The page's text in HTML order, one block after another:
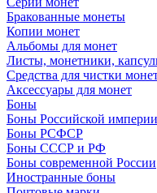
Бракованные монеты
Копии монет
Альбомы для монет
Листы, монетники,
Средства для чистки
Аксессуары для монет
Боны
Боны Российской империи
Боны РСФСР
Боны СССР и РФ
Боны современной России
Иностранные боны